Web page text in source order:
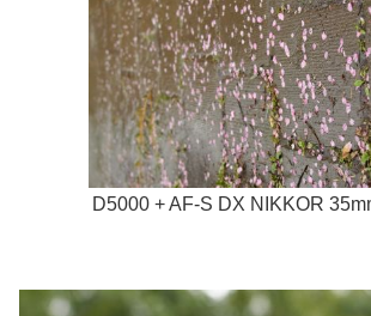
D5000 + AF-S DX NIKKOR